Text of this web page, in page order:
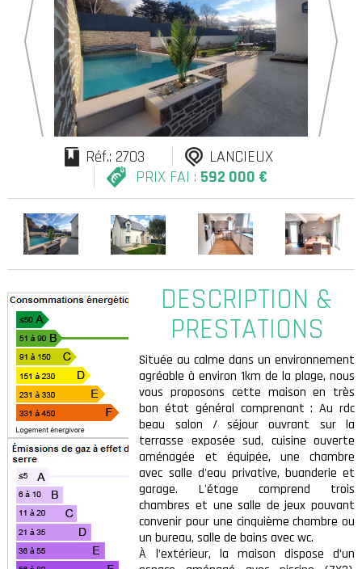
Réf.: 2703
LANCIEUX
PRIX FAI : 592 000 €
109 KWh
4
DESCRIPTION &
PRESTATIONS
Située au calme dans un environnement
agréable à environ 1km de la plage, nous
vous proposons cette maison en très
bon état général comprenant : Au rdc
beau salon / séjour ouvrant sur la
terrasse exposée sud, cuisine ouverte
aménagée et équipée, une chambre
avec salle d'eau privative, buanderie et
garage. L'étage comprend trois
chambres et une salle de jeux pouvant
convenir pour une cinquième chambre ou
un bureau, salle de bains avec wc.
À l’extérieur, la maison dispose d’un